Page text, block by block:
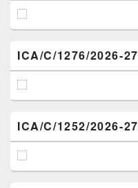
ICA/C/1276/2026-27
ICA/C/1252/2026-27